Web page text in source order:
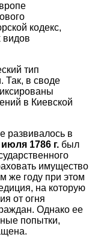
кодекс,
видов
тип
Так, в своде
в Киевской
развивалось в
1786 г. был
имущество
же году при этом
на которую
от огня
Однако ее
попытки,